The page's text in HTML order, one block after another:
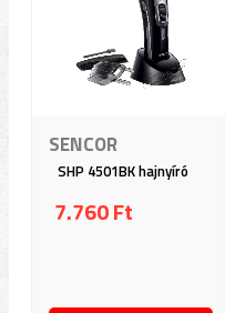
SENCOR
SHP 4501BK hajnyíró
7.760 Ft